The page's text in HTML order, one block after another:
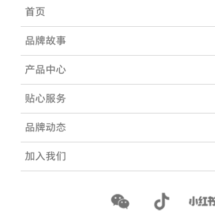
首页
品牌故事
产品中心
贴心服务
品牌动态
加入我们